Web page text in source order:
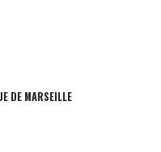
DE MARSEILLE